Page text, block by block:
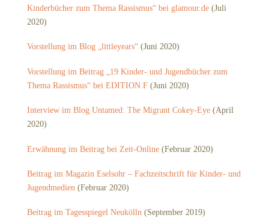
Kinderbücher zum Thema Rassismus“ bei glamour.de(Juli
2020)
Vorstellung im Blog „littleyears“(Juni 2020)
Vorstellung im Beitrag „19 Kinder- und Jugendbücher zum
Thema Rassismus“ bei EDITION F(Juni 2020)
Interview im Blog Untamed: The Migrant Cokey-Eye(April
2020)
Erwähnung im Beitrag bei Zeit-Online(Februar 2020)
Beitrag im Magazin Eselsohr – Fachzeitschrift für Kinder- und
Jugendmedien (Februar 2020)
Beitrag im Tagesspiegel Neukölln(September 2019)